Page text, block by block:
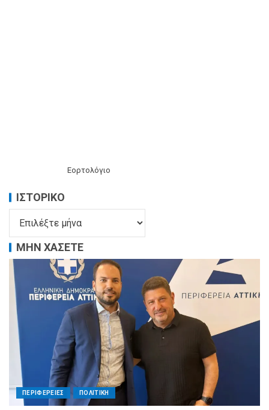
Εορτολόγιο
ΙΣΤΟΡΙΚΌ
ΜΗΝ ΧΑΣΕΤΕ
ΠΕΡΙΦΕΡΕΙΕΣ ΠΟΛΙΤΙΚΗ